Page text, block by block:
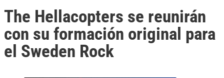
The Hellacopters se reunirán
con su formación original para
el Sweden Rock